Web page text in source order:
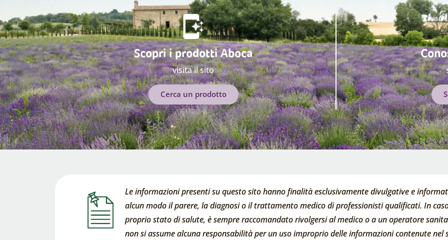
Scopri i prodotti Aboca
visita il sito
Cerca un prodotto
Le informazioni presenti su questo sito hanno finalità esclusivamente divulgative e
alcun modo il parere, la diagnosi o il trattamento medico di professionisti qualificati. In
proprio stato di salute, è sempre raccomandato rivolgersi al medico o a un operatore
non si assume alcuna responsabilità per un uso improprio delle informazioni contenute nel